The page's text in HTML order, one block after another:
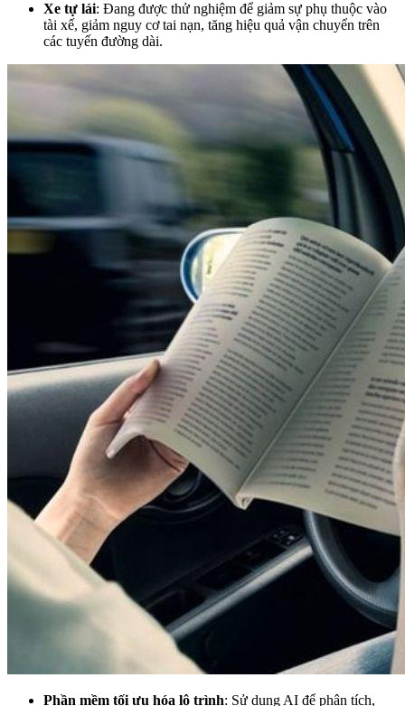
Xe tự lái: Đang được thử nghiệm để giảm sự phụ thuộc vào
tài xế, giảm nguy cơ tai nạn, tăng hiệu quả vận chuyển trên
các tuyến đường dài.
Phần mềm tối ưu hóa lộ trình: Sử dụng AI để phân tích,